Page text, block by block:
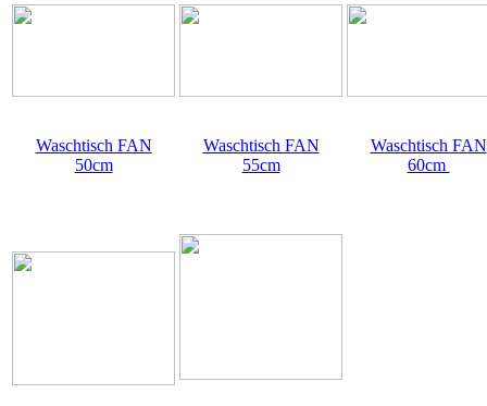
Waschtisch FAN
50cm
Waschtisch FAN
55cm
Waschtisch FAN
60cm